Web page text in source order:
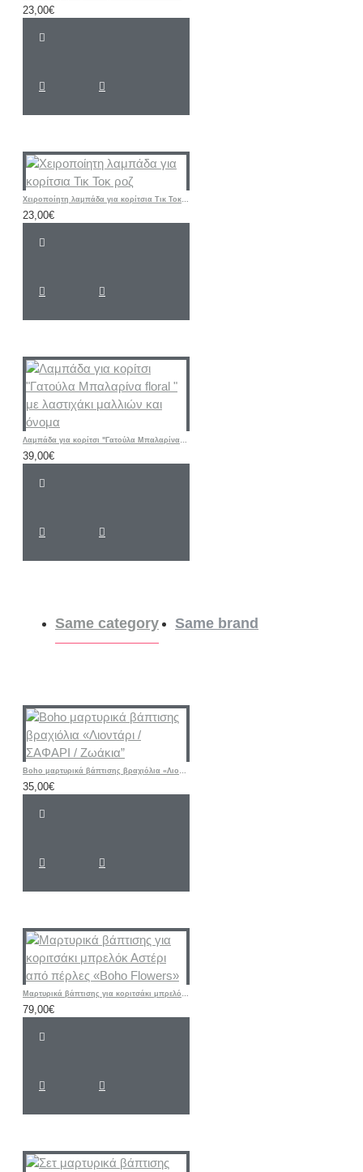
23,00€
Χειροποίητη λαμπάδα για κορίτσια Τικ Τοκ ροζ
23,00€
Λαμπάδα για κορίτσι "Γατούλα Μπαλαρίνα floral " με λαστιχάκι μαλλιών και όνομα
39,00€
Same category Same brand
Boho μαρτυρικά βάπτισης βραχιόλια «Λιοντάρι / ΣΑΦΑΡΙ / Ζωάκια”
35,00€
Μαρτυρικά βάπτισης για κοριτσάκι μπρελόκ Αστέρι από πέρλες «Boho Flowers»
79,00€